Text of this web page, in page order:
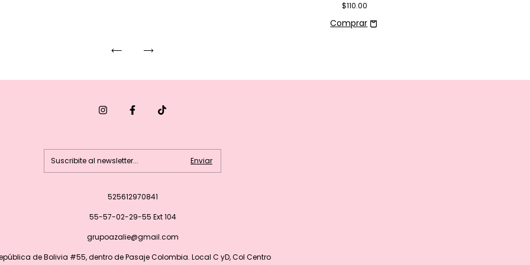
$110.00
525612970841
55-57-02-29-55 Ext 104
grupoazalie@gmail.com
de Bolivia #55, dentro de Pasaje Colombia. Local C yD, Col Centro